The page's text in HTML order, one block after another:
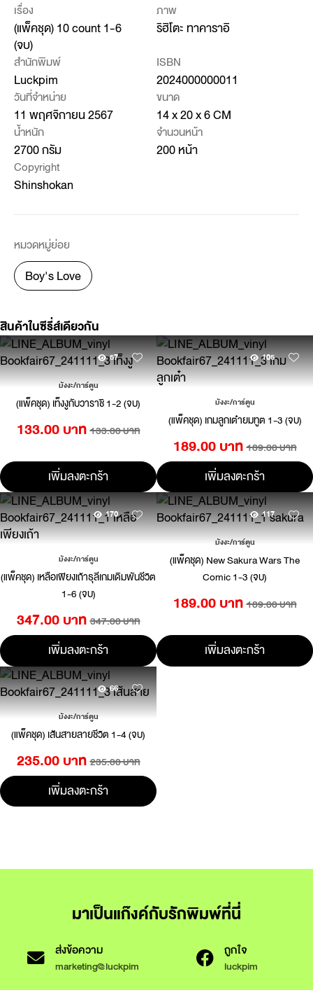
เรื่อง
(แพ็คชุด) 10 count 1-6
(จบ)
ภาพ
ริฮิโตะ ทาคาราอิ
สำนักพิมพ์
Luckpim
ISBN
2024000000011
วันที่จำหน่าย
11 พฤศจิกายน 2567
ขนาด
14 x 20 x 6 CM
น้ำหนัก
2700 กรัม
จำนวนหน้า
200 หน้า
Copyright
Shinshokan
หมวดหมู่ย่อย
Boy's Love
สินค้าในซีรี่ส์เดียวกัน
57
มังงะ/การ์ตูน
(แพ็คชุด) เท็งงูกับวาราชิ 1-2 (จบ)
133.00 บาท 133.00 บาท
เพิ่มลงตะกร้า
105
มังงะ/การ์ตูน
(แพ็คชุด) เกมลูกเต๋ายมทูต 1-3 (จบ)
189.00 บาท 189.00 บาท
เพิ่มลงตะกร้า
170
มังงะ/การ์ตูน
(แพ็คชุด) เหลือเพียงเถ้าธุลีเกมเดิมพันชีวิต
1-6 (จบ)
347.00 บาท 347.00 บาท
เพิ่มลงตะกร้า
117
มังงะ/การ์ตูน
(แพ็คชุด) New Sakura Wars The
Comic 1-3 (จบ)
189.00 บาท 189.00 บาท
เพิ่มลงตะกร้า
66
มังงะ/การ์ตูน
(แพ็คชุด) เส้นสายลายชีวิต 1-4 (จบ)
235.00 บาท 235.00 บาท
เพิ่มลงตะกร้า
มาเป็นแก๊งค์กับรักพิมพ์ที่นี่
ส่งข้อความ
marketing@luckpim
ถูกใจ
luckpim